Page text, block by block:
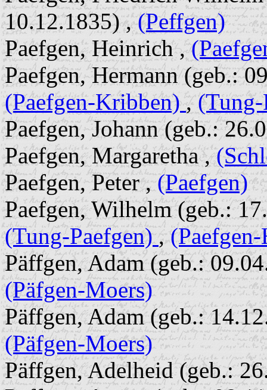
10.12.1835) ,(Peffgen)
Paefgen, Heinrich ,
Paefgen, Hermann (geb.:
(Paefgen-Kribben),
Paefgen, Johann (geb.:
Paefgen, Margaretha ,
Paefgen, Peter ,(Paefgen)
Paefgen, Wilhelm (geb.:
(Tung-Paefgen),
Päffgen, Adam (geb.:
(Päfgen-Moers)
Päffgen, Adam (geb.:
(Päfgen-Moers)
Päffgen, Adelheid (geb.: